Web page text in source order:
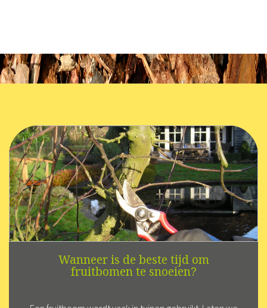
Wanneer is de beste tijd om
fruitbomen te snoeien?